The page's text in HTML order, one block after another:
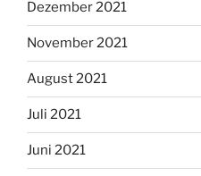
Dezember 2021
November 2021
August 2021
Juli 2021
Juni 2021